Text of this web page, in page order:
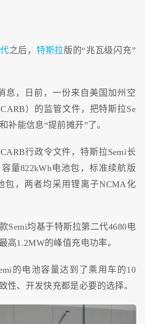
之后， 特斯拉版的“兆瓦级闪充”
息，日前，一份来自美国加州空
）的监管文件，把特斯拉Se
补能信息“提前摊开”了。
行政令文件，特斯拉Semi长
量822kWh电池包，标准续航版
包，两者均采用锂离子NCMA化
Semi均基于特斯拉第二代4680电
高1.2MW的峰值充电功率。
的电池容量达到了乘用车的10
性、开发快充都是必要的选择。